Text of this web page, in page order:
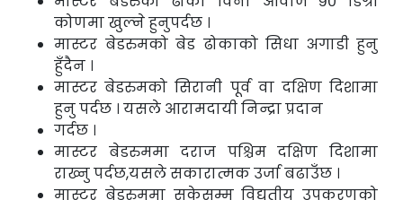
कोणमा खुल्ने हुनुपर्दछ ।
मास्टर बेडरुमको बेड ढोकाको सिधा अगाडी हुनु
हुँदैन ।
मास्टर बेडरुमको सिरानी पूर्व वा दक्षिण दिशामा
हुनु पर्दछ । यसले आरामदायी निन्द्रा प्रदान
गर्दछ ।
मास्टर बेडरुममा दराज पश्चिम दक्षिण दिशामा
राख्नु पर्दछ,यसले सकारात्मक उर्जा बढाउँछ ।
मास्टर बेडरुममा सकेसम्म विद्युतीय उपकरणको